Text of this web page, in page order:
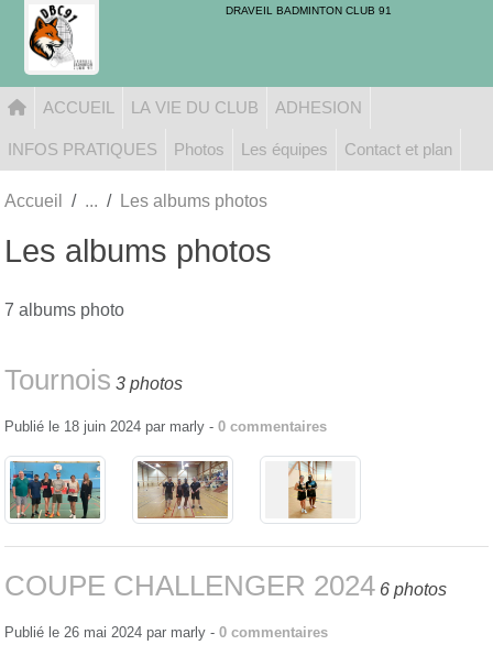
DRAVEIL BADMINTON CLUB 91
ACCUEIL LA VIE DU CLUB ADHESION
INFOS PRATIQUES Photos Les équipes Contact et plan
Accueil Les albums photos
Les albums photos
7 albums photo
Tournois 3 photos
Publié le 18 juin 2024 par marly - 0 commentaires
COUPE CHALLENGER 2024 6 photos
Publié le 26 mai 2024 par marly - 0 commentaires
Panneau de gestion des cookies